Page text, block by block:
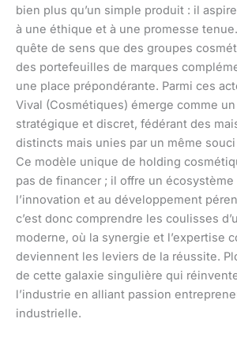
bien plus qu’un simple produit : il
à une éthique et à une promesse
quête de sens que des groupes
des portefeuilles de marques
une place prépondérante. Parmi ces
Vival (Cosmétiques) émerge comme
stratégique et discret, fédérant des
distincts mais unies par un même souci
Ce modèle unique de holding
pas de financer ; il offre un écosystème
l’innovation et au développement
c’est donc comprendre les coulisses
moderne, où la synergie et l’expertise
deviennent les leviers de la réussite.
de cette galaxie singulière qui
l’industrie en alliant passion
industrielle.